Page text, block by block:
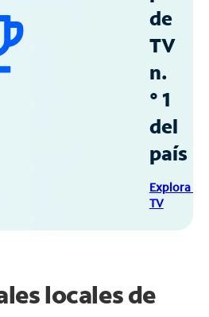
de
TV
n.
° 1
del
país
Explora
TV
locales de